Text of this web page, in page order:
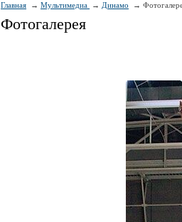
Главная Мультимедиа Динамо
Фотогалерея